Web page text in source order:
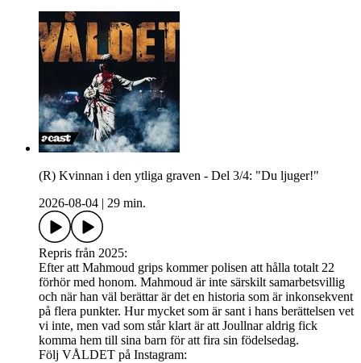
(R) Kvinnan i den ytliga graven - Del 3/4: "Du ljuger!"
2026-08-04
29 min.
Repris från 2025:
Efter att Mahmoud grips kommer polisen att hålla totalt 22
förhör med honom. Mahmoud är inte särskilt samarbetsvillig
och när han väl berättar är det en historia som är inkonsekvent
på flera punkter. Hur mycket som är sant i hans berättelsen vet
vi inte, men vad som står klart är att Joullnar aldrig fick
komma hem till sina barn för att fira sin födelsedag.
Följ VÅLDET på Instagram: